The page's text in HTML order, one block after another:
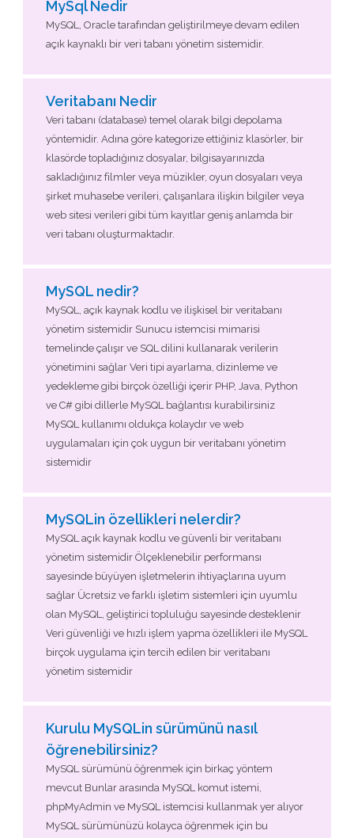
MySql Nedir
MySQL, Oracle tarafından geliştirilmeye devam edilen
açık kaynaklı bir veri tabanı yönetim sistemidir.
Veritabanı Nedir
Veri tabanı (database) temel olarak bilgi depolama
yöntemidir. Adına göre kategorize ettiğiniz klasörler, bir
klasörde topladığınız dosyalar, bilgisayarınızda
sakladığınız filmler veya müzikler, oyun dosyaları veya
şirket muhasebe verileri, çalışanlara ilişkin bilgiler veya
web sitesi verileri gibi tüm kayıtlar geniş anlamda bir
veri tabanı oluşturmaktadır.
MySQL nedir?
MySQL, açık kaynak kodlu ve ilişkisel bir veritabanı
yönetim sistemidir Sunucu istemcisi mimarisi
temelinde çalışır ve SQL dilini kullanarak verilerin
yönetimini sağlar Veri tipi ayarlama, dizinleme ve
yedekleme gibi birçok özelliği içerir PHP, Java, Python
ve C# gibi dillerle MySQL bağlantısı kurabilirsiniz
MySQL kullanımı oldukça kolaydır ve web
uygulamaları için çok uygun bir veritabanı yönetim
sistemidir
MySQLin özellikleri nelerdir?
MySQL açık kaynak kodlu ve güvenli bir veritabanı
yönetim sistemidir Ölçeklenebilir performansı
sayesinde büyüyen işletmelerin ihtiyaçlarına uyum
sağlar Ücretsiz ve farklı işletim sistemleri için uyumlu
olan MySQL, geliştirici topluluğu sayesinde desteklenir
Veri güvenliği ve hızlı işlem yapma özellikleri ile MySQL
birçok uygulama için tercih edilen bir veritabanı
yönetim sistemidir
Kurulu MySQLin sürümünü nasıl
öğrenebilirsiniz?
MySQL sürümünü öğrenmek için birkaç yöntem
mevcut Bunlar arasında MySQL komut istemi,
phpMyAdmin ve MySQL istemcisi kullanmak yer alıyor
MySQL sürümünüzü kolayca öğrenmek için bu